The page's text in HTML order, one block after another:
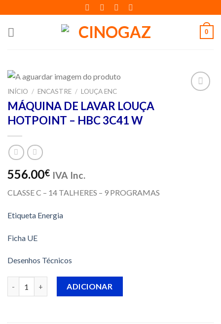
to
content
0
INÍCIO / ENCASTRE / LOUÇA ENC
MÁQUINA DE LAVAR LOUÇA
HOTPOINT – HBC 3C41 W
556.00€ IVA Inc.
CLASSE C – 14 TALHERES – 9 PROGRAMAS
Etiqueta Energia
Ficha UE
Desenhos Técnicos
ADICIONAR